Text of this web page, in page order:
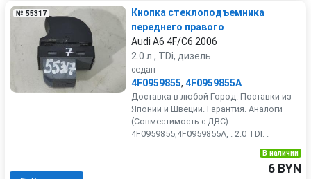
№ 55317
Кнопка стеклоподъемника
переднего правого
Audi A6 4F/C6 2006
2.0 л., TDi, дизель
седан
4F0959855, 4F0959855A
Доставка в любой Город. Поставки из
Японии и Швеции. Гарантия. Аналоги
(Совместимость с ДВС):
4F0959855,4F0959855A, . 2.0 TDI. .
В наличии
6 BYN